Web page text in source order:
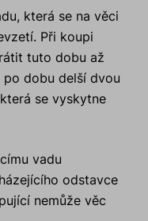
která se na věci
Při koupi
tuto dobu až
dobu delší dvou
se vyskytne
vadu
odstavce
nemůže věc